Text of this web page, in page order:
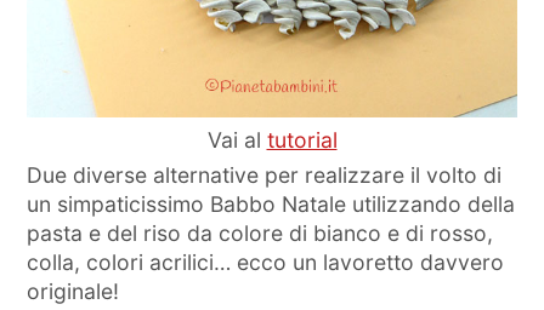
Vai al tutorial
Due diverse alternative per realizzare il volto di
un simpaticissimo Babbo Natale utilizzando della
pasta e del riso da colore di bianco e di rosso,
colla, colori acrilici… ecco un lavoretto davvero
originale!